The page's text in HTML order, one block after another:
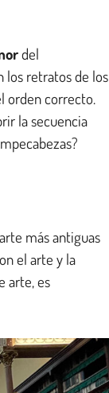
del
los retratos de los
orden correcto.
la secuencia
más antiguas
el arte y la
arte, es